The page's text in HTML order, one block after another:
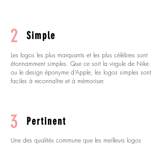
2 Simple
Les logos les plus marquants et les plus célèbres sont
étonnamment simples. Que ce soit la virgule de Nike
ou le design éponyme d’Apple, les logos simples sont
faciles à reconnaître et à mémoriser.
3 Pertinent
Une des qualités commune que les meilleurs logos